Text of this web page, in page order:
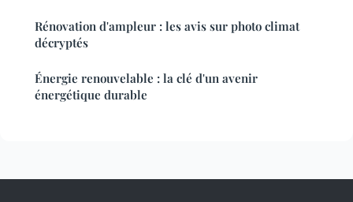
Rénovation d'ampleur : les avis sur photo climat
décryptés
Énergie renouvelable : la clé d'un avenir
énergétique durable